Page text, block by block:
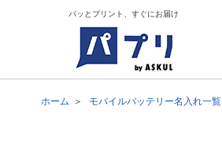
パッとプリント、すぐにお届け
ホーム モバイルバッテリー名入れ一覧